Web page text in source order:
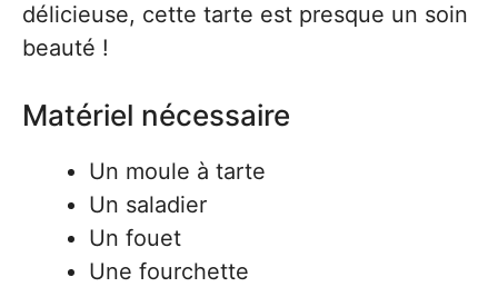
délicieuse, cette tarte est presque un soin
beauté !
Matériel nécessaire
Un moule à tarte
Un saladier
Un fouet
Une fourchette